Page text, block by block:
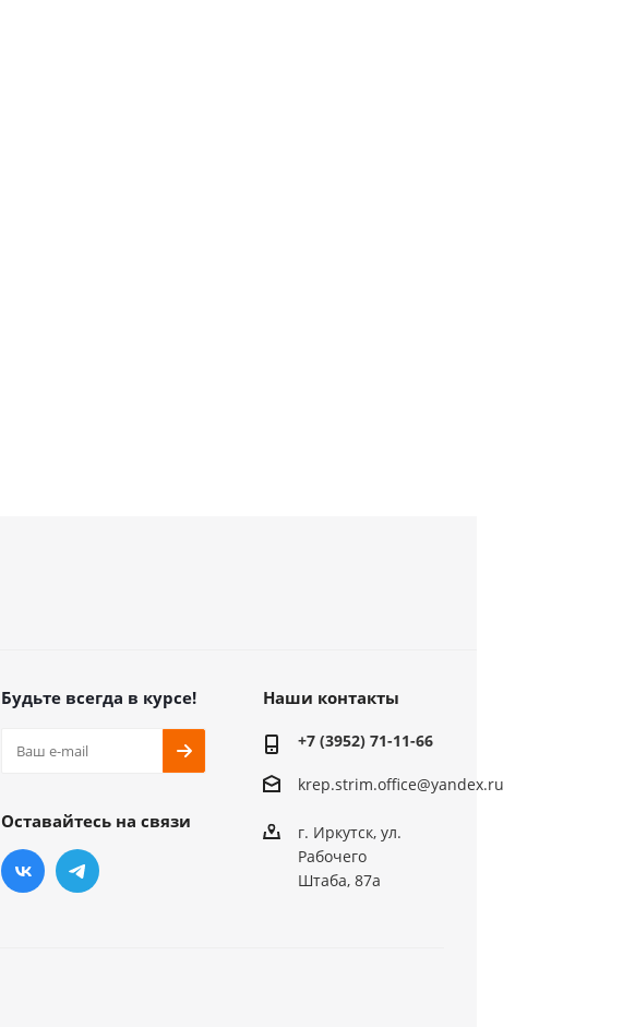
Будьте всегда в курсе!
Оставайтесь на связи
Наши контакты
+7 (3952) 71-11-66
krep.strim.office@yandex.ru
г. Иркутск, ул.
Рабочего
Штаба, 87а